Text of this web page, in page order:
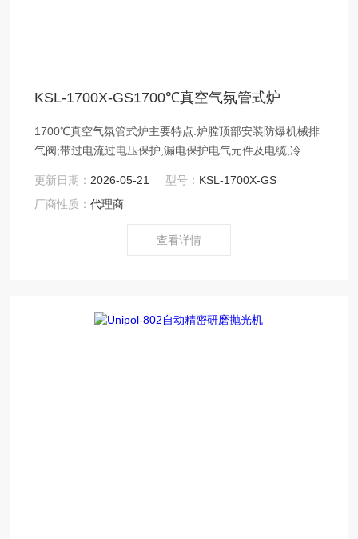
KSL-1700X-GS1700℃真空气氛管式炉
1700℃真空气氛管式炉主要特点:炉膛顶部安装防爆机械排
气阀;带过电流过电压保护,漏电保护电气元件及电缆,冷压
结或是退火,其最高温度可高达1700℃;炉体顶部密封板中
嵌有冷却水管,以保证仪器在工作过程散热效果良好
更新日期： 2026-05-21 型号： KSL-1700X-GS
厂商性质：代理商
查看详情